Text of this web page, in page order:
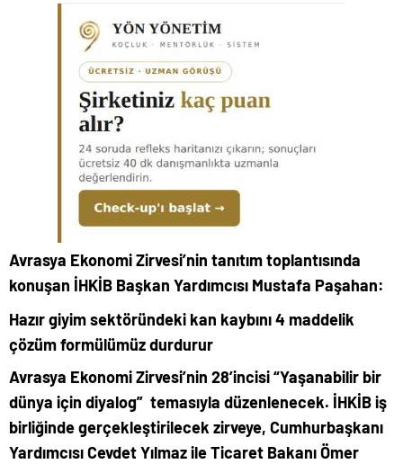
Avrasya Ekonomi Zirvesi’nin tanıtım toplantısında
konuşan İHKİB Başkan Yardımcısı Mustafa Paşahan:
Hazır giyim sektöründeki kan kaybını4 maddelik
çözüm formülümüz durdurur
Avrasya Ekonomi Zirvesi’nin 28’incisi “Yaşanabilir bir
dünya için diyalog” temasıyla düzenlenecek. İHKİB iş
birliğinde gerçekleştirilecek zirveye, Cumhurbaşkanı
Yardımcısı Cevdet Yılmaz ile Ticaret Bakanı Ömer